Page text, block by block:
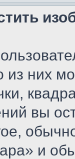
них
вы
и